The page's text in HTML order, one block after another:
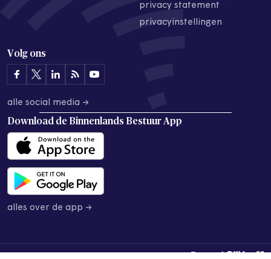
privacy statement
privacyinstellingen
Volg ons
alle social media →
Download de Binnenlands Bestuur App
alles over de app →